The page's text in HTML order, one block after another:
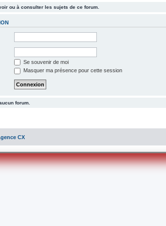
ou à consulter les sujets de ce forum.
Se souvenir de moi
Masquer ma présence pour cette session
forum.
CX